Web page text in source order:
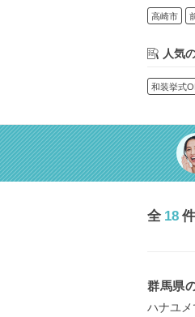
高崎市
人気
和装挙式
全 18
群馬県
ハナユ